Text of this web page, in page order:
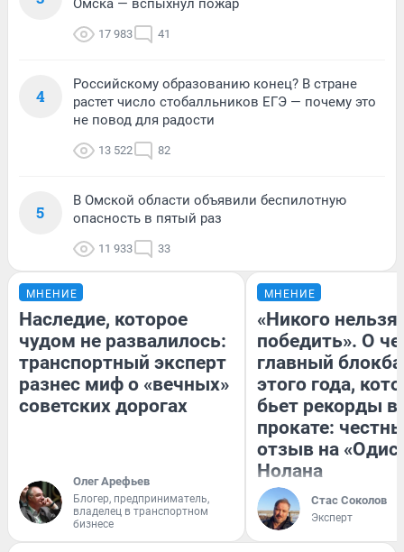
Омска — вспыхнул пожар
17 983 41
4
Российскому образованию конец? В стране
растет число стобалльников ЕГЭ — почему это
не повод для радости
13 522 82
5
В Омской области объявили беспилотную
опасность в пятый раз
11 933 33
МНЕНИЕ
Наследие, которое
чудом не развалилось:
транспортный эксперт
разнес миф о «вечных»
советских дорогах
Олег Арефьев
Блогер, предприниматель,
владелец в транспортном
бизнесе
МНЕНИЕ
«Никого нельзя
победить». О
главный
этого года,
бьет рекорды в
прокате:
отзыв на
Нолана
Стас Соколов
Эксперт